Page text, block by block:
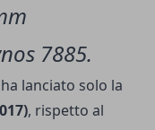
7885.
lanciato solo la
, rispetto al